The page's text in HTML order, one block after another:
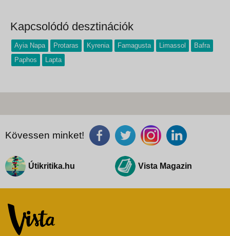
habjaiból, tárt karokkal
Kapcsolódó desztinációk
Ayia Napa Protaras Kyrenia Famagusta Limassol
Bafra
Paphos
Lapta
Kövessen minket!
Útikritika.hu Vista Magazin